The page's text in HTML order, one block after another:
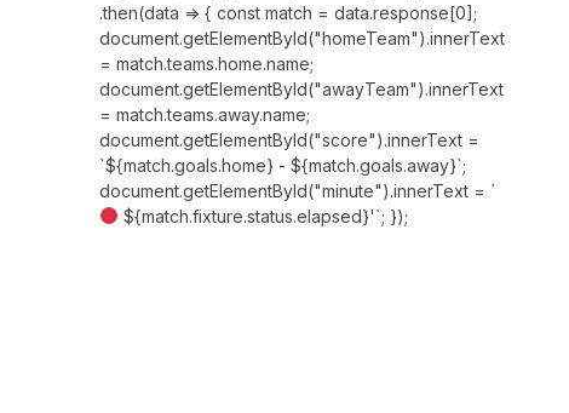
.then(data => { const match = data.response[0];
document.getElementById("homeTeam").innerText
= match.teams.home.name;
document.getElementById("awayTeam").innerText
= match.teams.away.name;
document.getElementById("score").innerText =
`${match.goals.home} - ${match.goals.away}`;
document.getElementById("minute").innerText = `
${match.fixture.status.elapsed}'`; });